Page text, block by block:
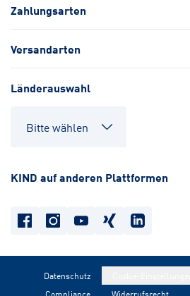
Zahlungsarten
Versandarten
Länderauswahl
KIND auf anderen Plattformen
Datenschutz
Compliance
Widerrufsrecht